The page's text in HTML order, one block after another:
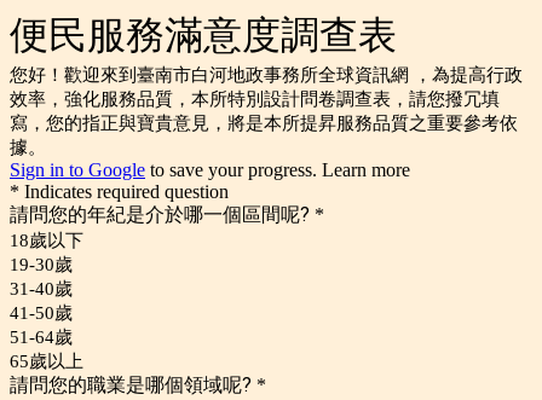
便民服務滿意度調查表
您好！歡迎來到臺南市白河地政事務所全球資訊網 ，為提高行政
效率，強化服務品質，本所特別設計問卷調查表，請您撥冗填
寫，您的指正與寶貴意見，將是本所提昇服務品質之重要參考依
據。
Sign in to Google to save your progress. Learn more
* Indicates required question
請問您的年紀是介於哪一個區間呢? *
18歲以下
19-30歲
31-40歲
41-50歲
51-64歲
65歲以上
請問您的職業是哪個領域呢? *